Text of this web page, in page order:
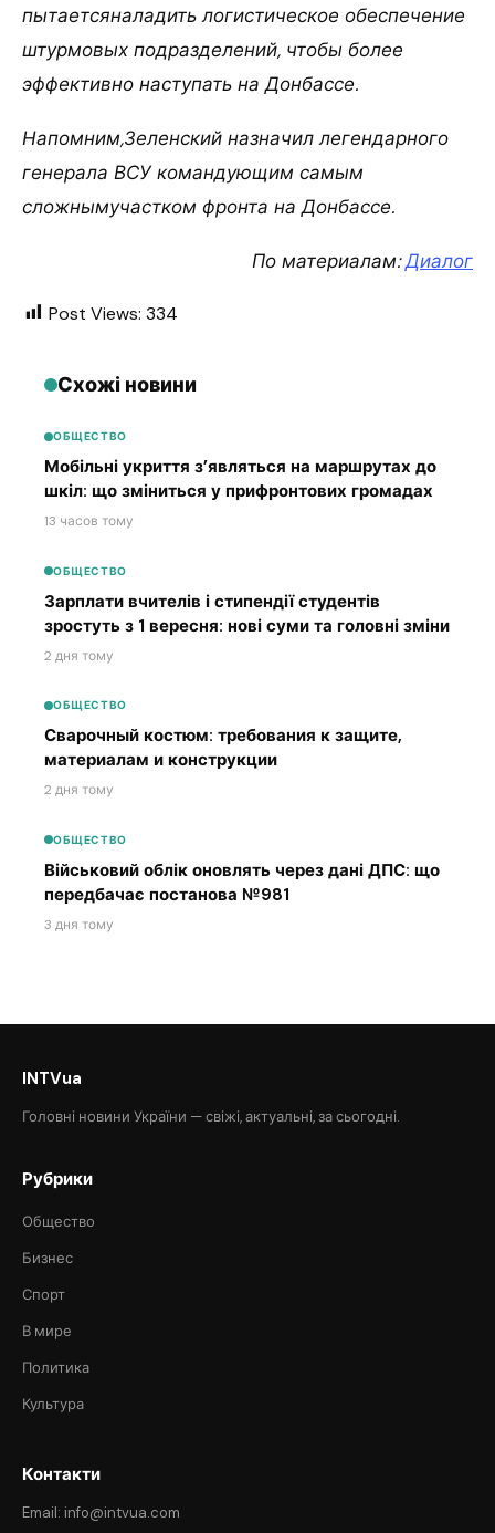
пытаетсяналадить логистическое обеспечение
штурмовых подразделений, чтобы более
эффективно наступать на Донбассе.
Напомним,Зеленский назначил легендарного
генерала ВСУ командующим самым
сложнымучастком фронта на Донбассе.
По материалам:Диалог
Post Views: 334
Схожі новини
ОБЩЕСТВО
Мобільні укриття з’являться на маршрутах до
шкіл: що зміниться у прифронтових громадах
13 часов тому
ОБЩЕСТВО
Зарплати вчителів і стипендії студентів
зростуть з 1 вересня: нові суми та головні зміни
2 дня тому
ОБЩЕСТВО
Сварочный костюм: требования к защите,
материалам и конструкции
2 дня тому
ОБЩЕСТВО
Військовий облік оновлять через дані ДПС: що
передбачає постанова №981
3 дня тому
INTVua
Головні новини України — свіжі, актуальні, за сьогодні.
Рубрики
Общество
Бизнес
Спорт
В мире
Политика
Культура
Контакти
Email: info@intvua.com